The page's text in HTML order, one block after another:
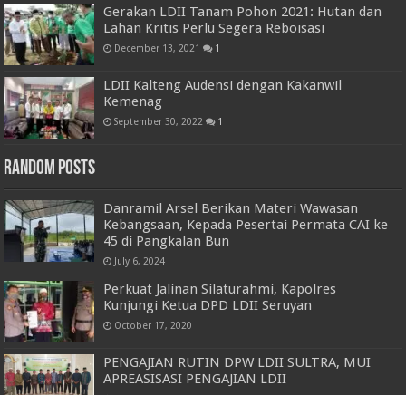
Gerakan LDII Tanam Pohon 2021: Hutan dan
Lahan Kritis Perlu Segera Reboisasi
December 13, 2021 1
LDII Kalteng Audensi dengan Kakanwil
Kemenag
September 30, 2022 1
Random Posts
Danramil Arsel Berikan Materi Wawasan
Kebangsaan, Kepada Pesertai Permata CAI ke
45 di Pangkalan Bun
July 6, 2024
Perkuat Jalinan Silaturahmi, Kapolres
Kunjungi Ketua DPD LDII Seruyan
October 17, 2020
PENGAJIAN RUTIN DPW LDII SULTRA, MUI
APREASISASI PENGAJIAN LDII